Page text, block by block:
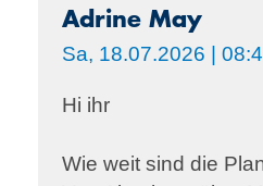
Adrine May
Sa, 18.07.2026 |
Hi ihr
Wie weit sind die